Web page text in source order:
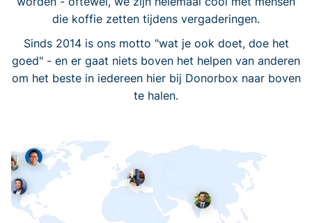
die koffie zetten tijdens vergaderingen.
Sinds 2014 is ons motto "wat je ook doet, doe het
goed" - en er gaat niets boven het helpen van anderen
om het beste in iedereen hier bij Donorbox naar boven
te halen.